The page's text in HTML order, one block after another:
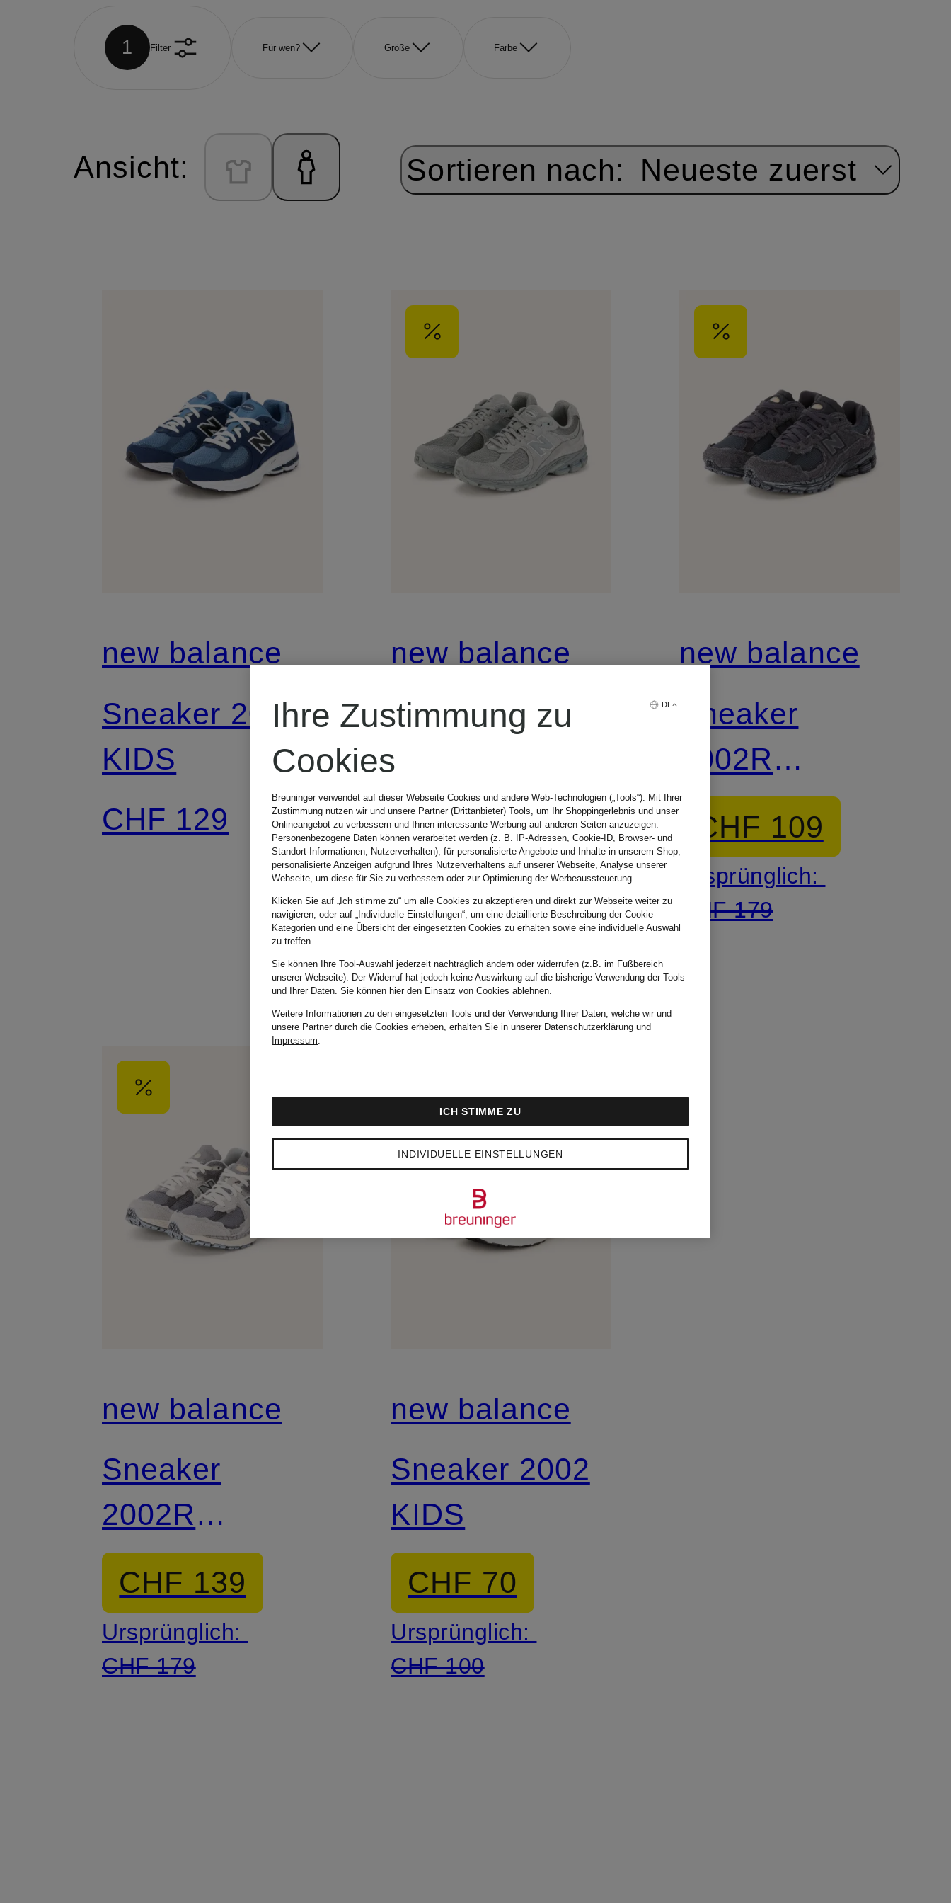
1 Filter Für wen? Größe Farbe
Ansicht: Sortieren nach: Neueste zuerst
new balance
Sneaker 2002
KIDS
CHF 129
new balance
Sneaker 2002
Ursprünglich:
CHF 159
new balance
Sneaker
2002R
PROTECTION
PACK
CHF 109
Ursprünglich:
CHF 179
new balance
Sneaker
2002R
PROTECTION
PACK
CHF 139
Ursprünglich:
CHF 179
new balance
Sneaker 2002
KIDS
CHF 70
Ursprünglich:
CHF 100
DE
Ihre Zustimmung zu
Cookies
Breuninger verwendet auf dieser Webseite Cookies und andere Web-Technologien („Tools“). Mit Ihrer
Zustimmung nutzen wir und unsere Partner (Drittanbieter) Tools, um Ihr Shoppingerlebnis und unser
Onlineangebot zu verbessern und Ihnen interessante Werbung auf anderen Seiten anzuzeigen.
Personenbezogene Daten können verarbeitet werden (z. B. IP-Adressen, Cookie-ID, Browser- und
Standort-Informationen, Nutzerverhalten), für personalisierte Angebote und Inhalte in unserem Shop,
personalisierte Anzeigen aufgrund Ihres Nutzerverhaltens auf unserer Webseite, Analyse unserer
Webseite, um diese für Sie zu verbessern oder zur Optimierung der Werbeaussteuerung.
Klicken Sie auf „Ich stimme zu“ um alle Cookies zu akzeptieren und direkt zur Webseite weiter zu
navigieren; oder auf „Individuelle Einstellungen“, um eine detaillierte Beschreibung der Cookie-
Kategorien und eine Übersicht der eingesetzten Cookies zu erhalten sowie eine individuelle Auswahl
zu treffen.
Sie können Ihre Tool-Auswahl jederzeit nachträglich ändern oder widerrufen (z.B. im Fußbereich
unserer Webseite). Der Widerruf hat jedoch keine Auswirkung auf die bisherige Verwendung der Tools
und Ihrer Daten. Sie können hierden Einsatz von Cookies ablehnen.
Weitere Informationen zu den eingesetzten Tools und der Verwendung Ihrer Daten, welche wir und
unsere Partner durch die Cookies erheben, erhalten Sie in unserer Datenschutzerklärung und
Impressum.
INDIVIDUELLE EINSTELLUNGEN
ICH STIMME ZU